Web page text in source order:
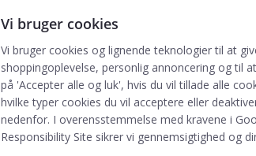
-
Vi bruger cookies
Vi bruger cookies og lignende teknologier til at
shoppingoplevelse, personlig annoncering og til
på 'Accepter alle og luk', hvis du vil tillade alle
hvilke typer cookies du vil acceptere eller
nedenfor. I overensstemmelse med kravene i
Responsibility Site sikrer vi gennemsigtighed og